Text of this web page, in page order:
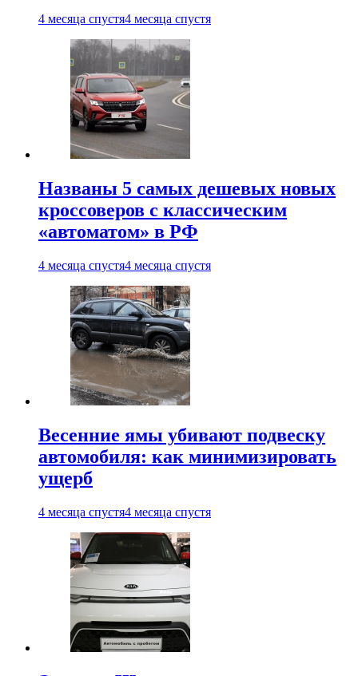
4 месяца спустя4 месяца спустя
Названы 5 самых дешевых новых
кроссоверов с классическим
«автоматом» в РФ
4 месяца спустя4 месяца спустя
Весенние ямы убивают подвеску
автомобиля: как минимизировать
ущерб
4 месяца спустя4 месяца спустя